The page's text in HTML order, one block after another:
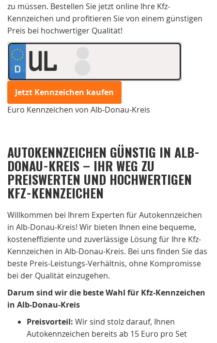
zu müssen. Bestellen Sie jetzt online Ihre Kfz-
Kennzeichen und profitieren Sie von einem günstigen
Preis bei hochwertiger Qualität!
UL
Jetzt Kennzeichen kaufen
Euro Kennzeichen von Alb-Donau-Kreis
AUTOKENNZEICHEN GÜNSTIG IN ALB-
DONAU-KREIS – IHR WEG ZU
PREISWERTEN UND HOCHWERTIGEN
KFZ-KENNZEICHEN
Willkommen bei Ihrem Experten für Autokennzeichen
in Alb-Donau-Kreis! Wir bieten Ihnen eine bequeme,
kosteneffiziente und zuverlässige Lösung für Ihre Kfz-
Kennzeichen in Alb-Donau-Kreis. Bei uns finden Sie das
beste Preis-Leistungs-Verhältnis, ohne Kompromisse
bei der Qualität einzugehen.
Darum sind wir die beste Wahl für Kfz-Kennzeichen
in Alb-Donau-Kreis
Preisvorteil: Wir sind stolz darauf, Ihnen
Autokennzeichen bereits ab 15 Euro pro Set